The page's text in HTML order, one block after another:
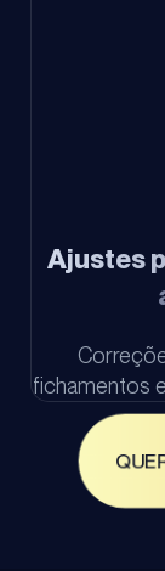
Ajustes
fichamentos